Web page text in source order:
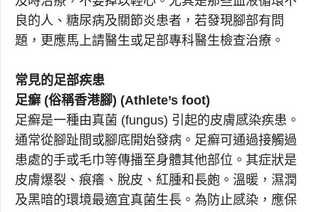
良的人、糖尿病及關節炎患者，若發現腳部有問
題，更應馬上請醫生或足部專科醫生檢查治療。
常見的足部疾患
足癬 (俗稱香港腳) (Athlete’s foot)
足癬是一種由真菌 (fungus) 引起的皮膚感染疾患。
通常從腳趾間或腳底開始發病。足癬可通過接觸過
患處的手或毛巾等傳播至身體其他部位。其症狀是
皮膚爆裂、痕癢、脫皮、紅腫和長皰。溫暖，濕潤
及黑暗的環境最適宜真菌生長。為防止感染，應保